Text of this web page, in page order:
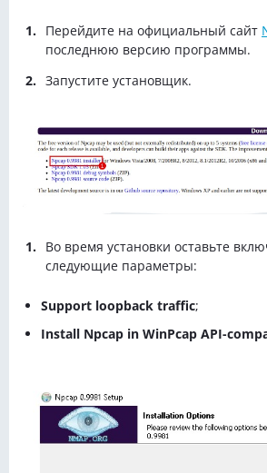
Перейдите на официальный сайт
последнюю версию программы.
Запустите установщик.
Во время установки оставьте
следующие параметры:
Support loopback traffic;
Install Npcap in WinPcap API-